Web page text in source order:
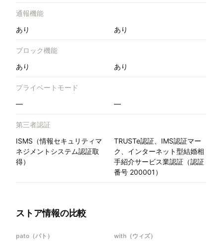
通報機能
あり
あり
ブロック機能
あり
あり
プライベートモード
—
—
第三者認証
ISMS（情報セキュリティマ
ネジメントシステム認証取
得）
TRUSTe認証、IMS認証マー
ク、インターネット型結婚相
手紹介サービス業認証（認証
番号 200001）
ストア情報の比較
pato（パト） with（ウィズ）